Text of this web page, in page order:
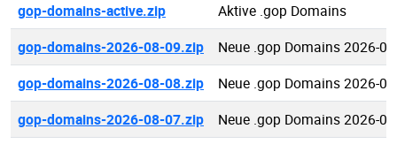
gop-domains-active.zip
Aktive .gop Domains
gop-domains-2026-08-09.zip
Neue .gop Domains 2026-
gop-domains-2026-08-08.zip
Neue .gop Domains 2026-
gop-domains-2026-08-07.zip
Neue .gop Domains 2026-